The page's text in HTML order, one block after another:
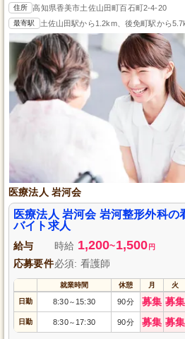
住所 高知県香美市土佐山田町百石町2-4-20
最寄駅 土佐山田駅から1.2km、後免町駅から
医療法人 岩河会
医療法人 岩河会 岩河整形外科の
バイト求人
給与 時給 1,200~1,500 円
応募要件必須: 看護師
就業時間 休憩 月 火
日勤 8:30～ 15:30 90分 募集 募集
日勤 8:30～ 17:30 90分 募集 募集